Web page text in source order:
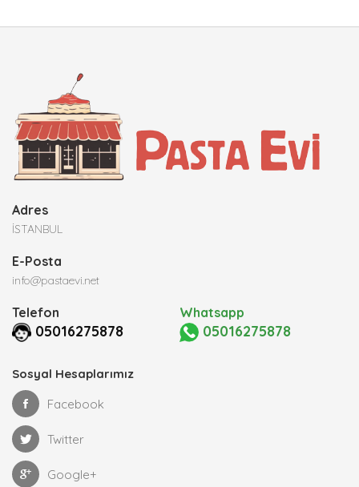
Adres
İSTANBUL
E-Posta
info@pastaevi.net
Telefon
05016275878
Whatsapp
05016275878
Sosyal Hesaplarımız
Facebook
Twitter
Google+